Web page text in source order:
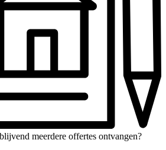
meerdere offertes ontvangen?